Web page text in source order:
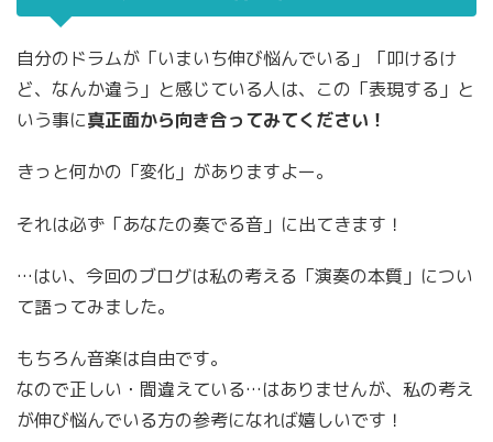
自分のドラムが「いまいち伸び悩んでいる」「叩けるけ
ど、なんか違う」と感じている人は、この「表現する」と
いう事に真正面から向き合ってみてください！
きっと何かの「変化」がありますよー。
それは必ず「あなたの奏でる音」に出てきます！
…はい、今回のブログは私の考える「演奏の本質」につい
て語ってみました。
もちろん音楽は自由です。
なので正しい・間違えている…はありませんが、私の考え
が伸び悩んでいる方の参考になれば嬉しいです！